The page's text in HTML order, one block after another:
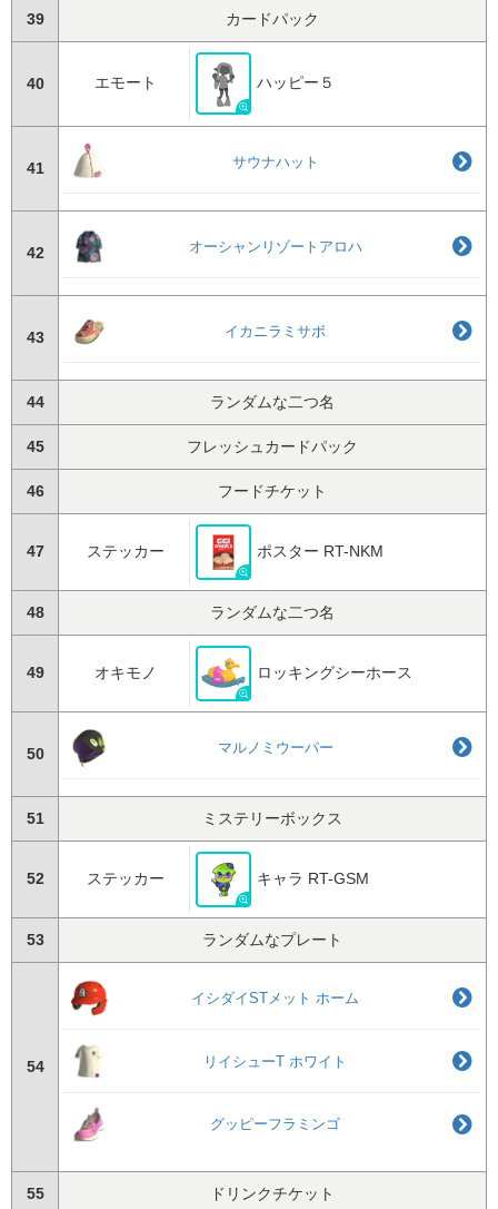
39 カードパック
40 エモート ハッピー５
41 サウナハット
42 オーシャンリゾートアロハ
43 イカニラミサボ
44 ランダムな二つ名
45 フレッシュカードパック
46 フードチケット
47 ステッカー ポスター RT-NKM
48 ランダムな二つ名
49 オキモノ ロッキングシーホース
50 マルノミウーパー
51 ミステリーボックス
52 ステッカー キャラ RT-GSM
53 ランダムなプレート
54
イシダイSTメット ホーム
リイシューT ホワイト
グッピーフラミンゴ
55 ドリンクチケット